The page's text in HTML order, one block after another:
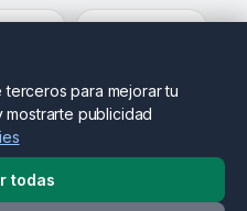
Alicante
tus precios y llega a
opciones en tu
para mejorar tu
publicidad
todas